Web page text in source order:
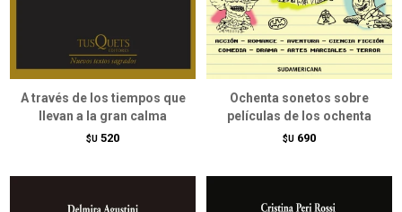
A través de los tiempos que
llevan a la gran calma
$U 520
Ochenta sonetos sobre
películas de los ochenta
$U 690